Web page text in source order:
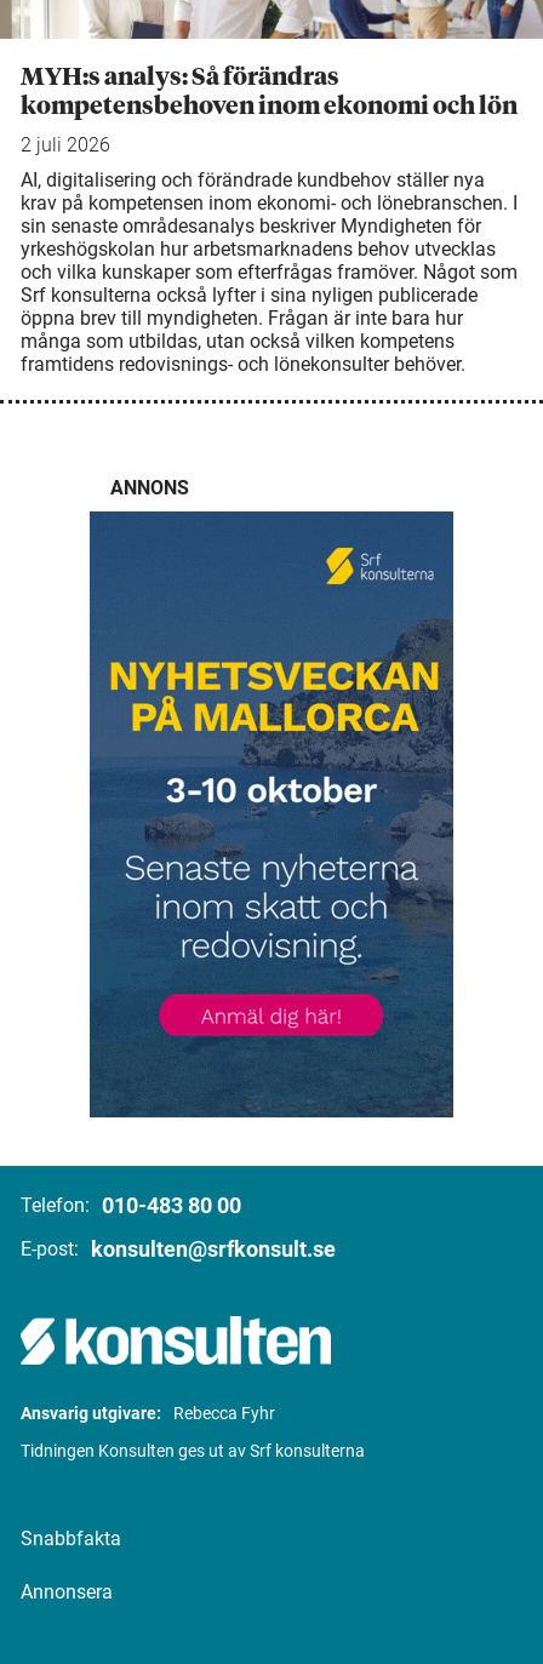
MYH:s analys: Så förändras
kompetensbehoven inom ekonomi och lön
2 juli 2026
AI, digitalisering och förändrade kundbehov ställer nya
krav på kompetensen inom ekonomi- och lönebranschen. I
sin senaste områdesanalys beskriver Myndigheten för
yrkeshögskolan hur arbetsmarknadens behov utvecklas
och vilka kunskaper som efterfrågas framöver. Något som
Srf konsulterna också lyfter i sina nyligen publicerade
öppna brev till myndigheten. Frågan är inte bara hur
många som utbildas, utan också vilken kompetens
framtidens redovisnings- och lönekonsulter behöver.
ANNONS
Telefon: 010-483 80 00
E-post: konsulten@srfkonsult.se
Ansvarig utgivare:
Rebecca Fyhr
Tidningen Konsulten ges ut av Srf konsulterna
Snabbfakta
Annonsera